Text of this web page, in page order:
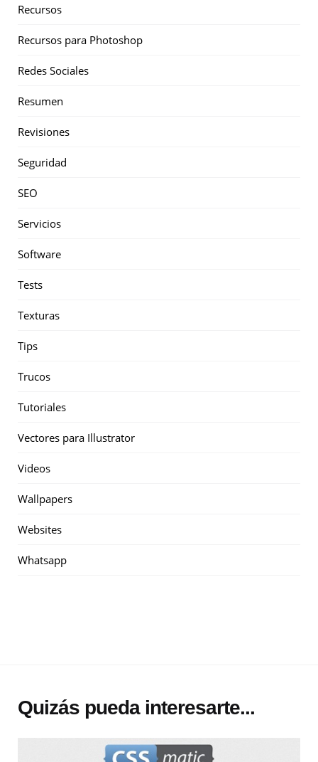
Recursos
Recursos para Photoshop
Redes Sociales
Resumen
Revisiones
Seguridad
SEO
Servicios
Software
Tests
Texturas
Tips
Trucos
Tutoriales
Vectores para Illustrator
Videos
Wallpapers
Websites
Whatsapp
Quizás pueda interesarte...